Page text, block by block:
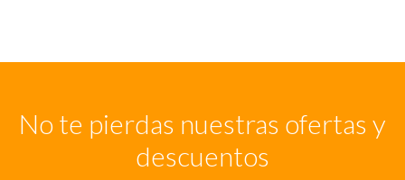
No te pierdas nuestras ofertas y
descuentos